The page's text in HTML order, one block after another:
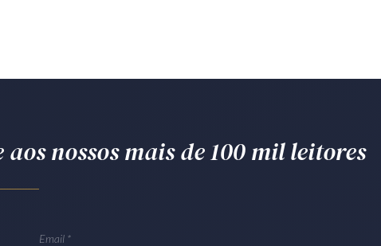
nossos mais de 100 mil leitores
Email